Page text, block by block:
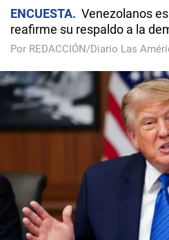
ENCUESTA
Venezolanos
reafirme su respaldo a la
Por REDACCIÓN/Diario Las